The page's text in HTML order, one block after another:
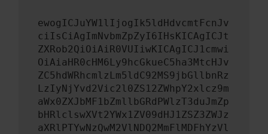
ewogICJuYW1lIjogIk5ldHdvcmtFcnJv
ciIsCiAgImNvbmZpZyI6IHsKICAgICJt
ZXRob2QiOiAiR0VUIiwKICAgICJ1cmwi
OiAiaHR0cHM6Ly9hcGkueC5ha3MtcHJv
ZC5hdWRhcmlzLm5ldC92MS9jbGllbnRz
LzIyNjYvd2Vic2l0ZS12ZWhpY2xlcz9m
aWx0ZXJbMF1bZmllbGRdPWlzT3duJmZp
bHRlclswXVt2YWx1ZV09dHJ1ZSZ3ZWJz
aXRlPTYwNzQwM2VlNDQ2MmFlMDFhYzVl